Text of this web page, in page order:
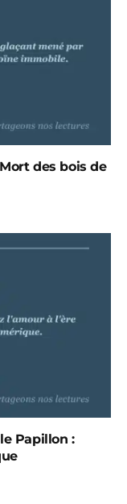
des bois de
Papillon :